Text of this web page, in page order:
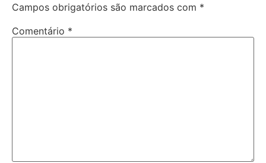
Campos obrigatórios são marcados com *
Comentário *